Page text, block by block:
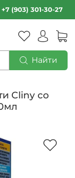
+7 (903) 301-30-27
Найти
Cliny со